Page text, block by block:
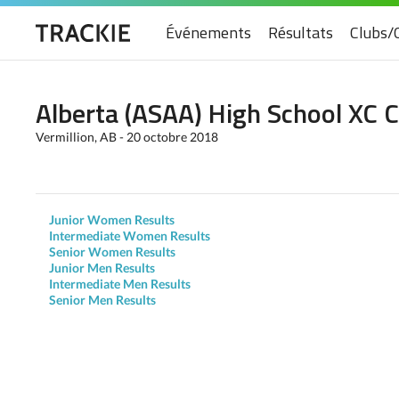
Événements Résultats Clubs/
Alberta (ASAA) High School XC
Vermillion, AB - 20 octobre 2018
Junior Women Results
Intermediate Women Results
Senior Women Results
Junior Men Results
Intermediate Men Results
Senior Men Results